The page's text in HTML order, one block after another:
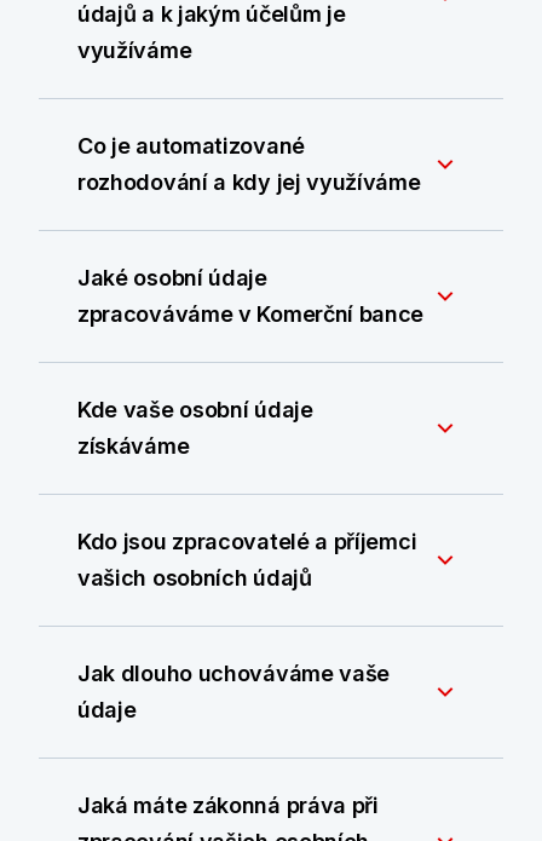
údajů a k jakým účelům je
využíváme
Co je automatizované
rozhodování a kdy jej využíváme
Jaké osobní údaje
zpracováváme v Komerční bance
Kde vaše osobní údaje
získáváme
Kdo jsou zpracovatelé a příjemci
vašich osobních údajů
Jak dlouho uchováváme vaše
údaje
Jaká máte zákonná práva při